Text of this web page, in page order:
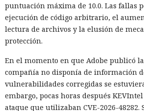
puntuación máxima de 10.0. Las fallas
ejecución de código arbitrario, el
lectura de archivos y la elusión de
protección.
En el momento en que Adobe publicó
compañía no disponía de información
vulnerabilidades corregidas se
embargo, pocas horas después
ataque que utilizaban CVE-2026-48282.